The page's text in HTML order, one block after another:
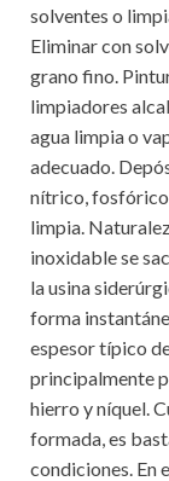
solventes o
Eliminar con
grano fino.
limpiadores
agua limpia o
adecuado.
nítrico, fosfórico
limpia.
inoxidable se
la usina
forma
espesor típico
principalmente
hierro y níquel.
formada, es
condiciones. En